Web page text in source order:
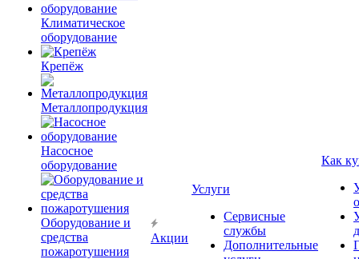
Климатическое
оборудование
Крепёж
Металлопродукция
Насосное
оборудование
Оборудование и
средства
пожаротушения
Акции
Услуги
Сервисные
службы
Дополнительные
Как